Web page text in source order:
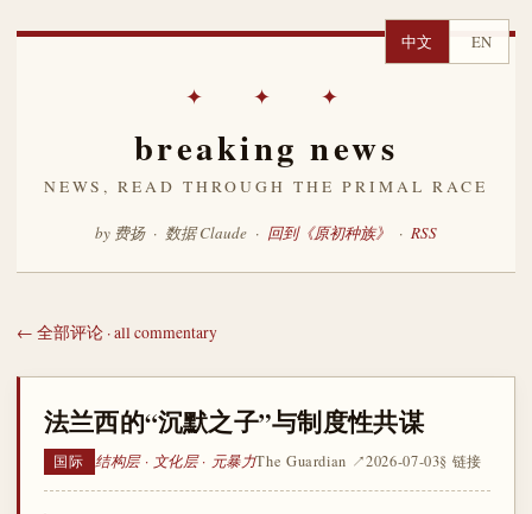
中文 EN
✦ ✦ ✦
breaking news
NEWS, READ THROUGH THE PRIMAL RACE
by 费扬 · 数据 Claude · 回到《原初种族》 · RSS
← 全部评论 · all commentary
法兰西的“沉默之子”与制度性共谋
国际 结构层 · 文化层 · 元暴力The Guardian ↗2026-07-03§ 链接